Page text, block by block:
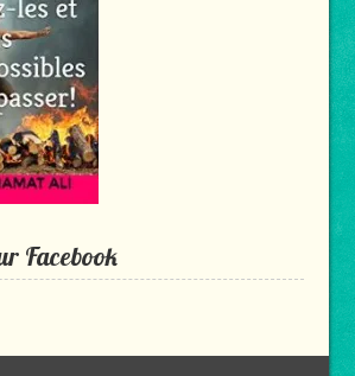
Facebook